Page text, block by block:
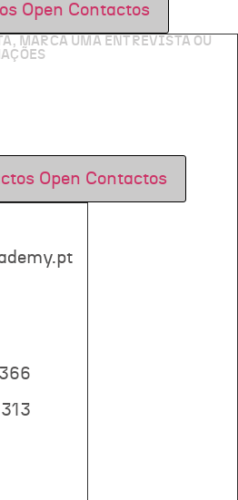
Open Contactos
MARCA UMA ENTREVISTA OU
Open Contactos